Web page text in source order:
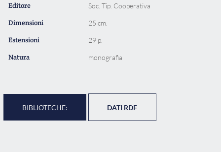
Editore Soc. Tip. Cooperativa
Dimensioni 25 cm.
Estensioni 29 p.
Natura monografia
BIBLIOTECHE: DATI RDF